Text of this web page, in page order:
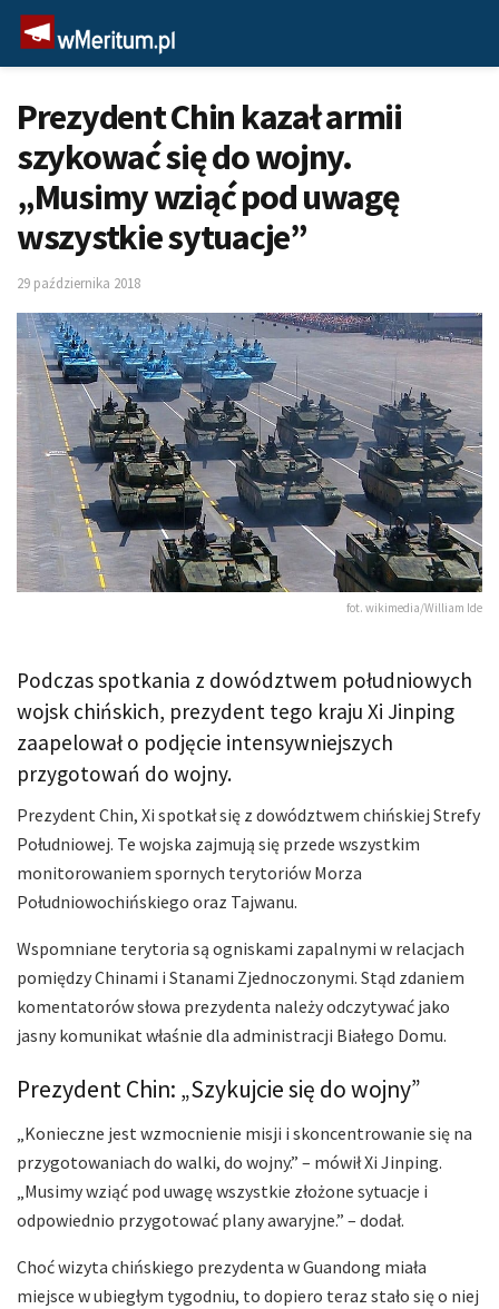
Prezydent Chin kazał armii
szykować się do wojny.
„Musimy wziąć pod uwagę
wszystkie sytuacje”
29 października 2018
fot. wikimedia/William Ide
Podczas spotkania z dowództwem południowych
wojsk chińskich, prezydent tego kraju Xi Jinping
zaapelował o podjęcie intensywniejszych
przygotowań do wojny.
Prezydent Chin, Xi spotkał się z dowództwem chińskiej Strefy
Południowej. Te wojska zajmują się przede wszystkim
monitorowaniem spornych terytoriów Morza
Południowochińskiego oraz Tajwanu.
Wspomniane terytoria są ogniskami zapalnymi w relacjach
pomiędzy Chinami i Stanami Zjednoczonymi. Stąd zdaniem
komentatorów słowa prezydenta należy odczytywać jako
jasny komunikat właśnie dla administracji Białego Domu.
Prezydent Chin: „Szykujcie się do wojny”
„Konieczne jest wzmocnienie misji i skoncentrowanie się na
przygotowaniach do walki, do wojny.” – mówił Xi Jinping.
„Musimy wziąć pod uwagę wszystkie złożone sytuacje i
odpowiednio przygotować plany awaryjne.” – dodał.
Choć wizyta chińskiego prezydenta w Guandong miała
miejsce w ubiegłym tygodniu, to dopiero teraz stało się o niej